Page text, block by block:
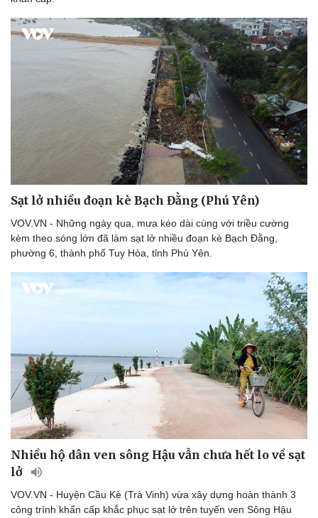
Thông tin doanh nghiệp
Doanh nghiệp 24h
Công nghệ
Sành điệu
Tin Công nghệ
Trải nghiệm
Chuyển đổi số
Sạt lở nhiều đoạn kè Bạch Đằng (Phú Yên)
VOV.VN - Những ngày qua, mưa kéo dài cùng với triều cường
kèm theo sóng lớn đã làm sạt lở nhiều đoạn kè Bạch Đằng,
phường 6, thành phố Tuy Hòa, tỉnh Phú Yên.
Nhiều hộ dân ven sông Hậu vẫn chưa hết lo về sạt
lở
VOV.VN - Huyện Cầu Kè (Trà Vinh) vừa xây dựng hoàn thành 3
công trình khẩn cấp khắc phục sạt lở trên tuyến ven Sông Hậu